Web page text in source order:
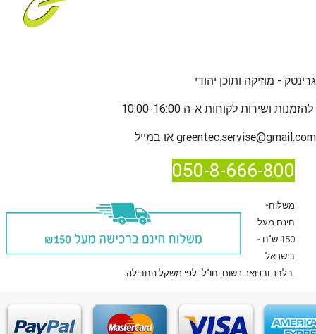
גרינטק - מוזיקה ותוכן יהודי
להזמנות ו
greentec.servise@gmail.com
050-8-666-800
*משלוח
חינם מעל
150 ש"ח -
בישראל
בלבדובדואר רשום , חו"ל- לפי משקל החבילה.